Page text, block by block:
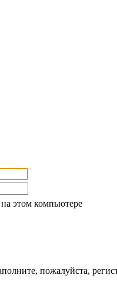
этом компьютере
пожалуйста,